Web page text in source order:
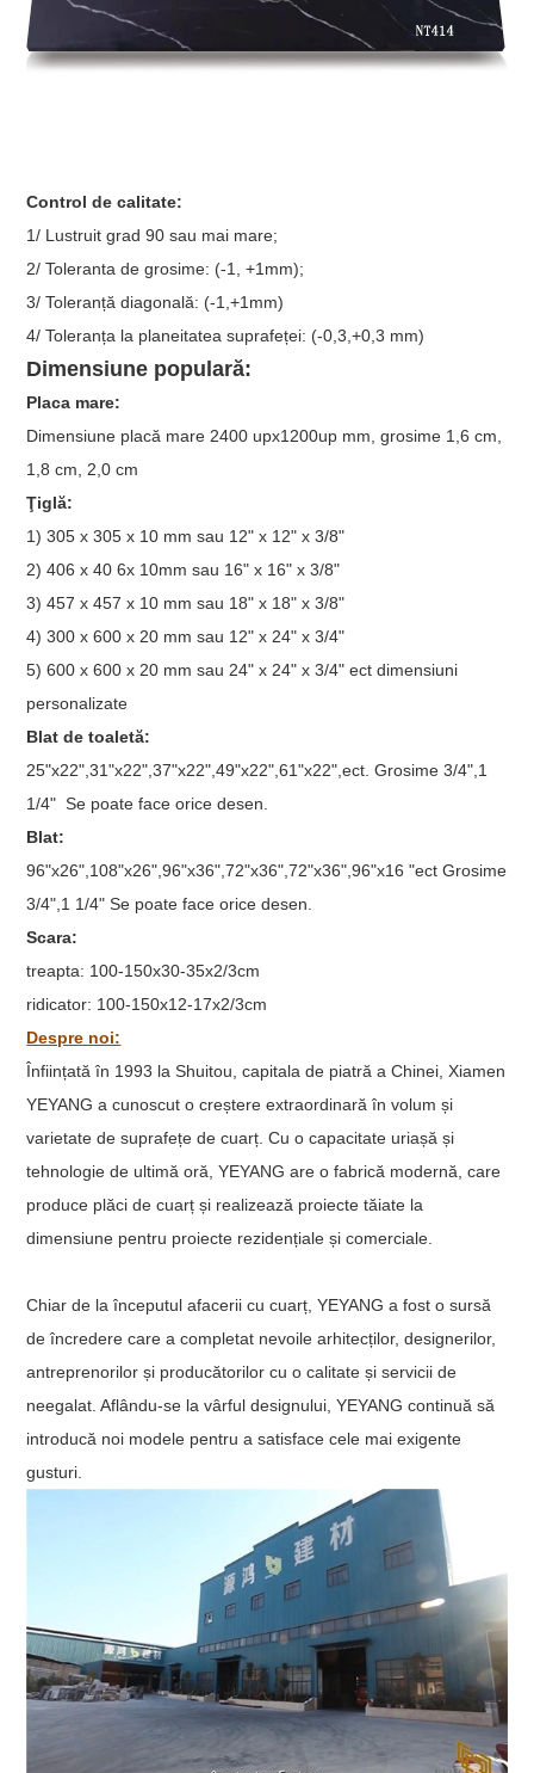
Control de calitate:
1/ Lustruit grad 90 sau mai mare;
2/ Toleranta de grosime: (-1, +1mm);
3/ Toleranță diagonală: (-1,+1mm)
4/ Toleranța la planeitatea suprafeței: (-0,3,+0,3 mm)
Dimensiune populară:
Placa mare:
Dimensiune placă mare 2400 upx1200up mm, grosime 1,6 cm,
1,8 cm, 2,0 cm
Ţiglă:
1) 305 x 305 x 10 mm sau 12" x 12" x 3/8"
2) 406 x 40 6x 10mm sau 16" x 16" x 3/8"
3) 457 x 457 x 10 mm sau 18" x 18" x 3/8"
4) 300 x 600 x 20 mm sau 12" x 24" x 3/4"
5) 600 x 600 x 20 mm sau 24" x 24" x 3/4" ect dimensiuni
personalizate
Blat de toaletă:
25"x22",31"x22",37"x22",49"x22",61"x22",ect. Grosime 3/4",1
1/4" Se poate face orice desen.
Blat:
96"x26",108"x26",96"x36",72"x36",72"x36",96"x16 "ect Grosime
3/4",1 1/4" Se poate face orice desen.
Scara:
treapta: 100-150x30-35x2/3cm
ridicator: 100-150x12-17x2/3cm
Despre noi:
Înființată în 1993 la Shuitou, capitala de piatră a Chinei, Xiamen
YEYANG a cunoscut o creștere extraordinară în volum și
varietate de suprafețe de cuarț. Cu o capacitate uriașă și
tehnologie de ultimă oră, YEYANG are o fabrică modernă, care
produce plăci de cuarț și realizează proiecte tăiate la
dimensiune pentru proiecte rezidențiale și comerciale.
Chiar de la începutul afacerii cu cuarț, YEYANG a fost o sursă
de încredere care a completat nevoile arhitecților, designerilor,
antreprenorilor și producătorilor cu o calitate și servicii de
neegalat. Aflându-se la vârful designului, YEYANG continuă să
introducă noi modele pentru a satisface cele mai exigente
gusturi.